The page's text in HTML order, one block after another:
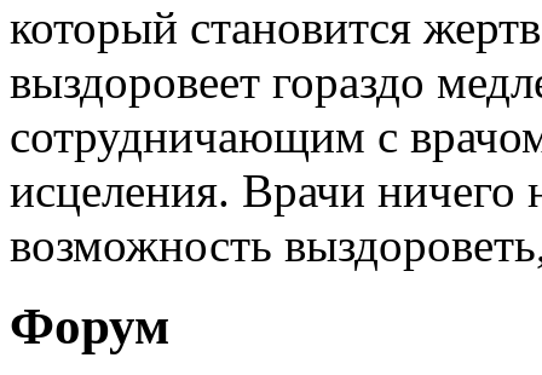
который становится
выздоровеет гораздо
сотрудничающим с
исцеления. Врачи ничего
возможность
Форум